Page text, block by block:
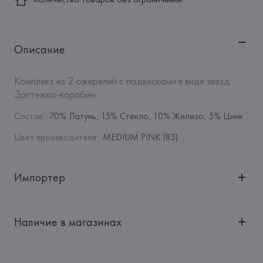
Описание
Комплект из 2 ожерелий с подвесками в виде звезд.
Застежка-карабин.
Состав: 70% Латунь, 15% Стекло, 10% Железо, 5% Цинк
Цвет производителя: MEDIUM PINK (85)
Импортер
"Белмаркетцентр"
Наличие в магазинах